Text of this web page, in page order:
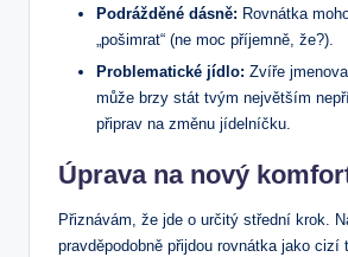
Podrážděné dásně: Rovnátka
„pošimrat“ (ne moc příjemně, že?).
Problematické jídlo: Zvíře
může brzy stát tvým největším
připrav na změnu jídelníčku.
Úprava na nový
Přiznávám, že jde o určitý střední krok.
pravděpodobně přijdou rovnátka jako cizí